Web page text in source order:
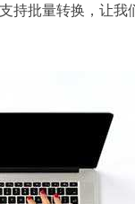
持批量转换，让